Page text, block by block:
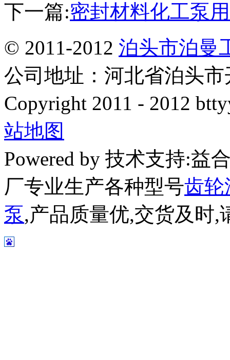
下一篇:密封材料化工泵
© 2011-2012 泊头市泊曼
公司地址：河北省泊头
Copyright 2011 - 2012
站地图
Powered by 技术支持:益
厂专业生产各种型号齿轮
泵,产品质量优,交货及时,